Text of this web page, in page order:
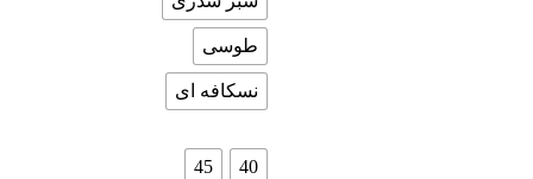
طوسی
نسکافه ای
40
45